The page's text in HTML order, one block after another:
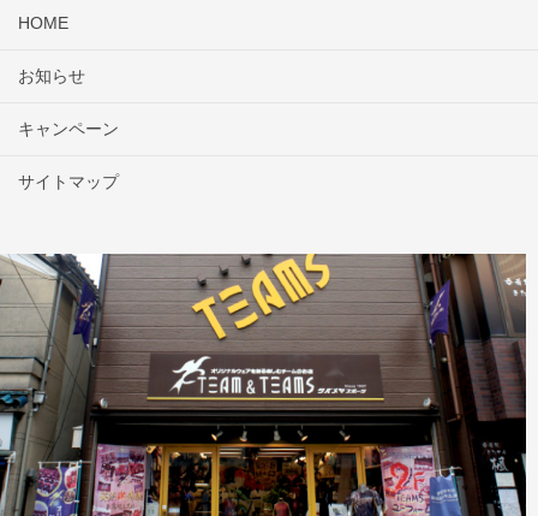
HOME
お知らせ
キャンペーン
サイトマップ